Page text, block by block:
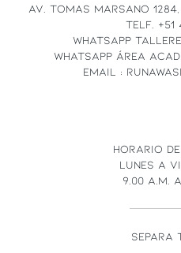
BLANK.AV. TOMAS MARSANO
TELF. +51
WHATSAPP
WHATSAPP ÁREA
EMAIL :
HORARIO
LUNES A
9.00 A.M.
SEPARA